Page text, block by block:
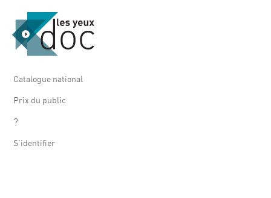
Catalogue national
Prix du public
?
S'identifier